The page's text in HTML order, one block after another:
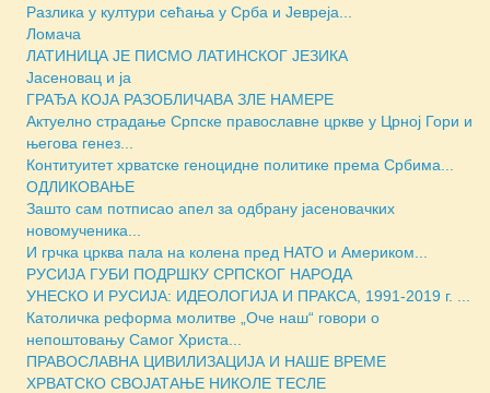
Разлика у култури сећања у Срба и Јевреја...
Ломача
ЛАТИНИЦА ЈЕ ПИСМО ЛАТИНСКОГ ЈЕЗИКА
Јасеновац и ја
ГРАЂА КОЈА РАЗОБЛИЧАВА ЗЛЕ НАМЕРЕ
Актуелно страдање Српске православне цркве у Црној Гори и
његова генез...
Контитуитет хрватске геноцидне политике према Србима...
ОДЛИКОВАЊЕ
Зашто сам потписао апел за одбрану јасеновачких
новомученика...
И грчка црква пала на колена пред НАТО и Америком...
РУСИЈА ГУБИ ПОДРШКУ СРПСКОГ НАРОДА
УНЕСКО И РУСИЈА: ИДЕОЛОГИЈА И ПРАКСА, 1991-2019 г. ...
Католичка реформа молитве „Оче наш“ говори о
непоштовању Самог Христа...
ПРАВОСЛАВНА ЦИВИЛИЗАЦИЈА И НАШЕ ВРЕМЕ
ХРВАТСКО СВОЈАТАЊЕ НИКОЛЕ ТЕСЛЕ